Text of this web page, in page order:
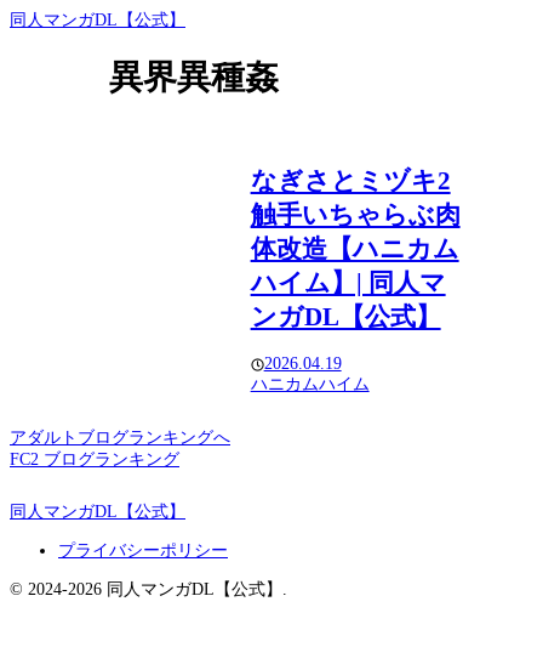
同人マンガDL【公式】
異界異種姦
なぎさとミヅキ2
触手いちゃらぶ肉
体改造【ハニカム
ハイム】| 同人マ
ンガDL【公式】
2026.04.19
ハニカムハイム
アダルトブログランキングへ
FC2 ブログランキング
同人マンガDL【公式】
プライバシーポリシー
© 2024-2026 同人マンガDL【公式】.